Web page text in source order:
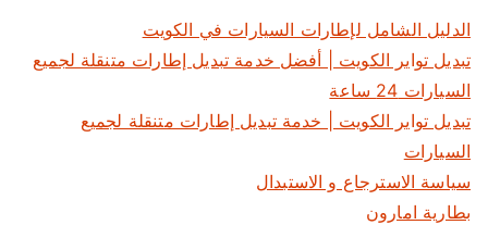
و
ي
ت
الدليل الشامل لإطارات السيارات في الكويت
تبديل تواير الكويت | أفضل خدمة تبديل إطارات متنقلة لجميع
السيارات 24 ساعة
تبديل تواير الكويت | خدمة تبديل إطارات متنقلة لجميع
السيارات
سياسة الاسترجاع و الاستبدال
بطارية امارون